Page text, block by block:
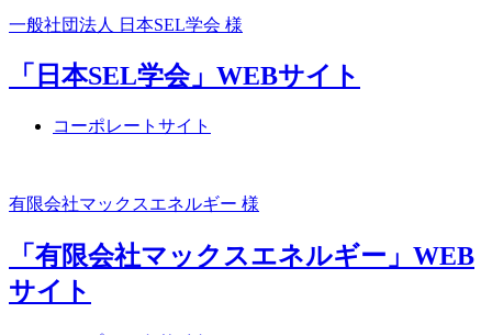
一般社団法人 日本SEL学会 様
「日本SEL学会」WEBサイト
コーポレートサイト
有限会社マックスエネルギー 様
「有限会社マックスエネルギー」WEB
サイト